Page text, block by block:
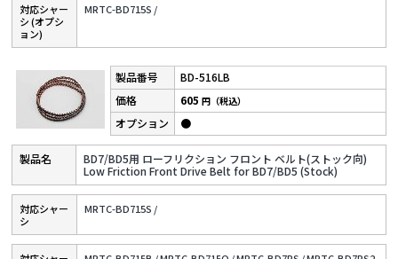
対応シャー
シ (オプシ
ョン)
MRTC-BD715S /
BD-516LB
BD7/BD5用 ローフリクション フロント ベルト(ストック向)
Low Friction Front Drive Belt for BD7/BD5 (Stock)
605円（税込）
●
対応シャー
シ
MRTC-BD715S /